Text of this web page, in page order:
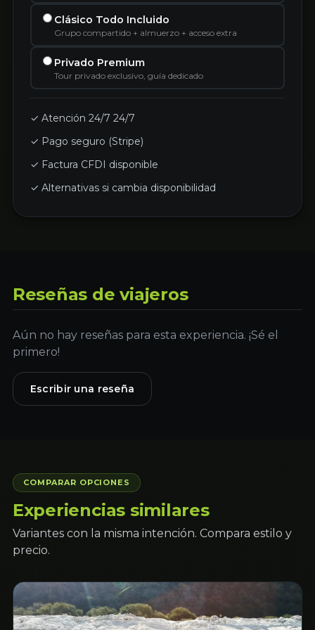
Clásico Todo Incluido
Grupo compartido + almuerzo + acceso extra
Privado Premium
Tour privado exclusivo, guía dedicado
✓ Atención 24/7 24/7
✓ Pago seguro (Stripe)
✓ Factura CFDI disponible
✓ Alternativas si cambia disponibilidad
Reseñas de viajeros
Aún no hay reseñas para esta experiencia. ¡Sé el
primero!
Escribir una reseña
COMPARAR OPCIONES
Experiencias similares
Variantes con la misma intención. Compara estilo y
precio.